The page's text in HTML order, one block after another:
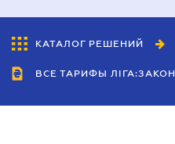
КАТАЛОГ РЕШЕНИЙ
ВСЕ ТАРИФЫ ЛІГА:ЗАКОН